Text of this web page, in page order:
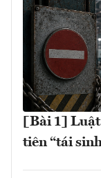
[Bài 1]
tiên “tái